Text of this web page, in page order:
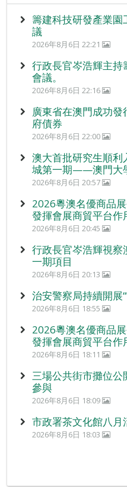
籌建科技研發產業
議
2026年8月6日 22:21
行政長官岑浩輝主持
會議。
2026年8月6日 22:16
廣東省在澳門成功
府債券
2026年8月6日 22:00
澳大首批研究生順利
城第一期——澳門大
2026年8月6日 20:57
2026粵澳名優商品
發揮會展商貿平台作
2026年8月6日 20:45
行政長官岑浩輝視
一期項目
2026年8月6日 20:13
治安警察局持續開展
2026年8月6日 18:55
2026粵澳名優商品
發揮會展商貿平台作
2026年8月6日 18:11
三場公共街市攤位公
參與
2026年8月6日 18:09
市政署茶文化館八月
2026年8月6日 18:03